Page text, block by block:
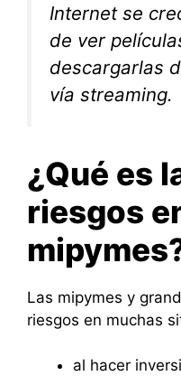
Internet se
de ver
descargarlas
vía streaming.
¿Qué es
riesgos
Las mipymes y
riesgos en muchas
al hacer